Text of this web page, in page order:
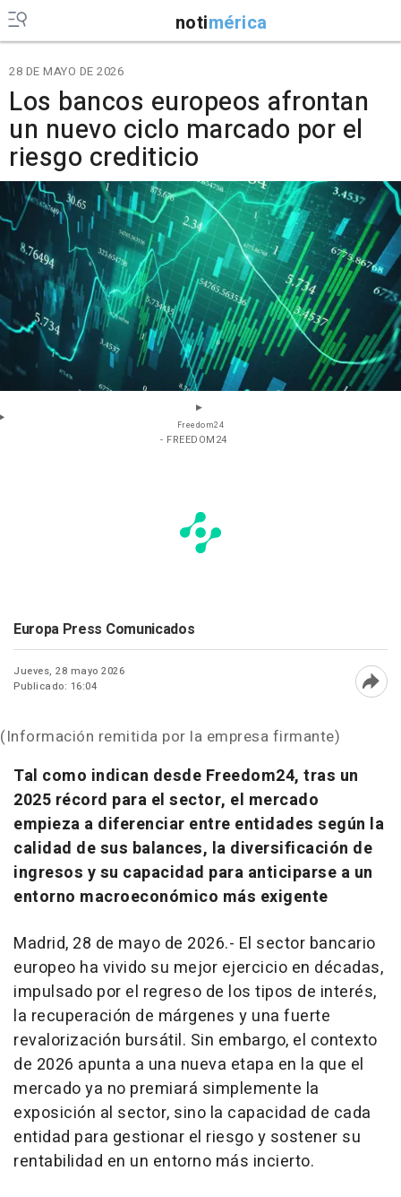
notimérica
28 DE MAYO DE 2026
Los bancos europeos afrontan
un nuevo ciclo marcado por el
riesgo crediticio
Freedom24
- FREEDOM24
Europa Press Comunicados
Jueves, 28 mayo 2026
Publicado: 16:04
(Información remitida por la empresa firmante)
Tal como indican desde Freedom24, tras un
2025 récord para el sector, el mercado
empieza a diferenciar entre entidades según la
calidad de sus balances, la diversificación de
ingresos y su capacidad para anticiparse a un
entorno macroeconómico más exigente
Madrid, 28 de mayo de 2026.- El sector bancario
europeo ha vivido su mejor ejercicio en décadas,
impulsado por el regreso de los tipos de interés,
la recuperación de márgenes y una fuerte
revalorización bursátil. Sin embargo, el contexto
de 2026 apunta a una nueva etapa en la que el
mercado ya no premiará simplemente la
exposición al sector, sino la capacidad de cada
entidad para gestionar el riesgo y sostener su
rentabilidad en un entorno más incierto.